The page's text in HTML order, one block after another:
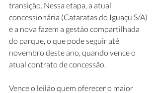
transição. Nessa etapa, a atual
concessionária (Cataratas do Iguaçu S/A)
e a nova fazem a gestão compartilhada
do parque, o que pode seguir até
novembro deste ano, quando vence o
atual contrato de concessão.
Vence o leilão quem oferecer o maior